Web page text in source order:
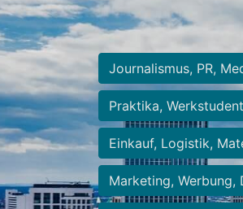
Journalismus, PR,
Praktika,
Einkauf, Logistik,
Marketing, Werbung,